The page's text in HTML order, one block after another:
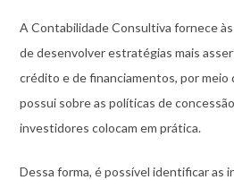
A Contabilidade Consultiva fornece
de desenvolver estratégias mais
crédito e de financiamentos, por
possui sobre as políticas de
investidores colocam em prática.
Dessa forma, é possível identificar as